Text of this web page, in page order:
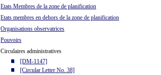
Etats Membres de la zone de planification
Etats membres en dehors de la zone de planification
Organisations observatrices
Pouvoirs
Circulaires administratives
[DM-1147]
[Circular Letter No. 38]